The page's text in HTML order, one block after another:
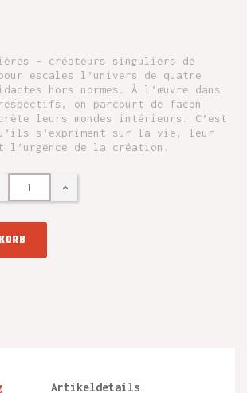
– créateurs singuliers de
pour escales l’univers de quatre
hors normes. À l’œuvre dans
on parcourt de façon
leurs mondes intérieurs. C’est
s’expriment sur la vie, leur
l’urgence de la création.
Artikeldetails